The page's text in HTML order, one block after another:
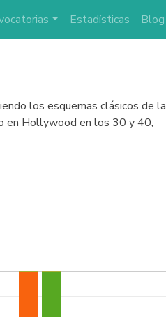
Estadísticas Blog
los esquemas clásicos de la
en Hollywood en los 30 y 40,